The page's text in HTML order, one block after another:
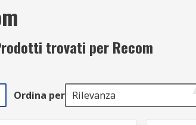
trovati per Recom
Ordina per Rilevanza